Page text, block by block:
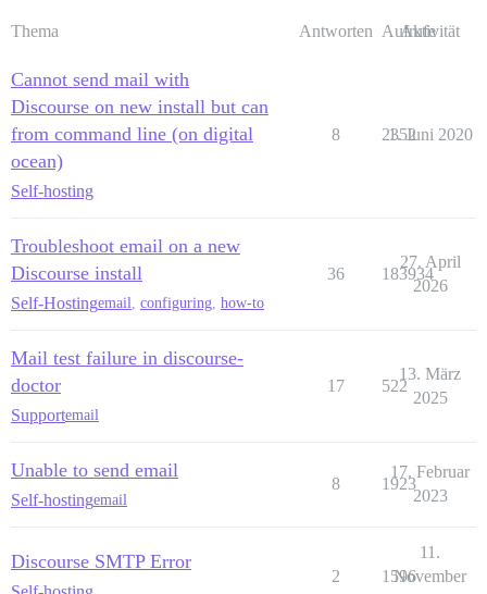
Thema Antworten Aufrufe
Aktivität
Cannot send mail with
Discourse on new install but can
from command line (on digital
ocean)
Self-hosting
8 2352
1. Juni 2020
Troubleshoot email on a new
Discourse install
Self-Hostingemail, configuring, how-to
36 183934
27. April
2026
Mail test failure in discourse-
doctor
Supportemail
17 522
13. März
2025
Unable to send email
Self-hostingemail
8 1923
17. Februar
2023
Discourse SMTP Error
2 1596
11.
November